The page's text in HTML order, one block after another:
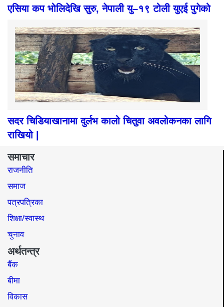
एसिया कप भोलिदेखि सुरु, नेपाली यु–१९ टोली युएई पुगेको
सदर चिडियाखानामा दुर्लभ कालो चितुवा अवलोकनका लागि
राखियो |
समाचार
राजनीति
समाज​
पत्रपत्रिका
शिक्षा/स्वास्थ
चुनाव
अर्थतन्त्र
बैंक
बीमा
विकास